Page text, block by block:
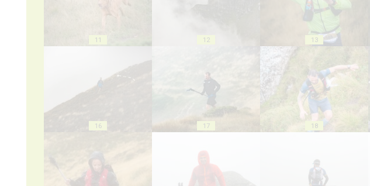
11 12 13
16 17 18